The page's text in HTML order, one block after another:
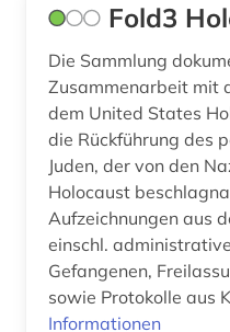
Fold3
Die Sammlung
Zusammenarbeit mit
dem United States
die Rückführung des
Juden, der von den
Holocaust
Aufzeichnungen aus
einschl.
Gefangenen,
sowie Protokolle aus
Informationen